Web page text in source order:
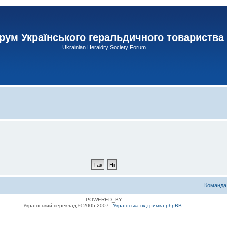
Українського геральдичного товариства
Ukrainian Heraldry Society Forum
Команда
POWERED_BY
Український переклад © 2005-2007
Українська підтримка phpBB